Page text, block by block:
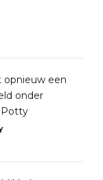
opnieuw een
onder
Potty